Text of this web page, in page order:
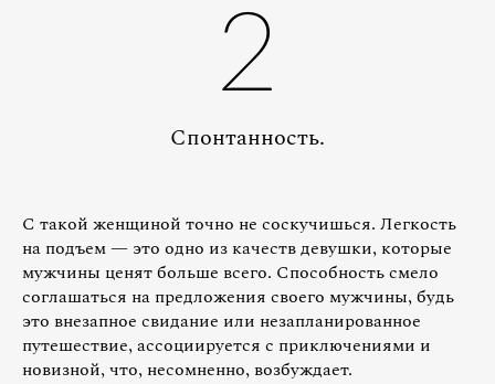
2
Спонтанность.
С такой женщиной точно не соскучишься. Легкость
на подъем — это одно из качеств девушки, которые
мужчины ценят больше всего. Способность смело
соглашаться на предложения своего мужчины, будь
это внезапное свидание или незапланированное
путешествие, ассоциируется с приключениями и
новизной, что, несомненно, возбуждает.